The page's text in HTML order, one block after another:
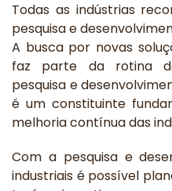
Todas as indústrias
pesquisa e
A busca por novas
faz parte da rotina
pesquisa e
é um constituinte
melhoria contínua das
Com a pesquisa e
industriais é possível